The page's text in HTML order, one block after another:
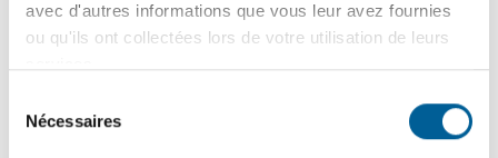
avec d'autres informations que vous leur avez fournies
ou qu'ils ont collectées lors de votre utilisation de leurs
Nécessaires
22août 2024
D’EAU POTABLE – Août à octobre